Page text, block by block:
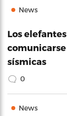
News
Los
sísmicas
0
News